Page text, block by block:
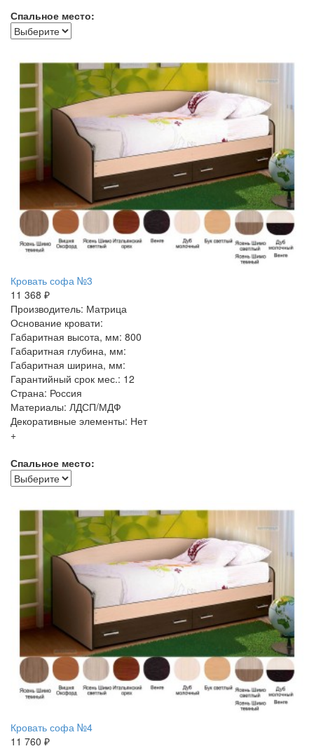
Спальное место:
Кровать софа №3
11 368 ₽
Производитель: Матрица
Основание кровати:
Габаритная высота, мм: 800
Габаритная глубина, мм:
Габаритная ширина, мм:
Гарантийный срок мес.: 12
Страна: Россия
Материалы: ЛДСП/МДФ
Декоративные элементы: Нет
+
Спальное место:
Кровать софа №4
11 760 ₽